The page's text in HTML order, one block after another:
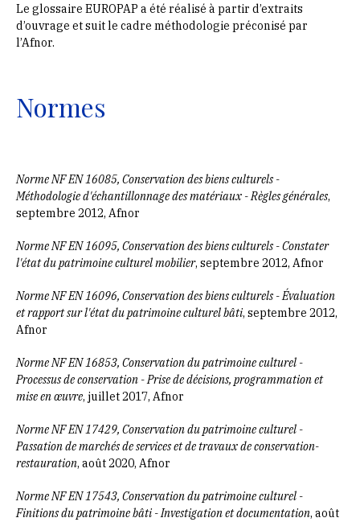
Le glossaire EUROPAP a été réalisé à partir d’extraits
d’ouvrage et suit le cadre méthodologie préconisé par
l’Afnor.
Normes
Norme NF EN 16085, Conservation des biens culturels -
Méthodologie d'échantillonnage des matériaux - Règles générales,
septembre 2012, Afnor
Norme NF EN 16095, Conservation des biens culturels - Constater
l'état du patrimoine culturel mobilier, septembre 2012, Afnor
Norme NF EN 16096, Conservation des biens culturels - Évaluation
et rapport sur l'état du patrimoine culturel bâti, septembre 2012,
Afnor
Norme NF EN 16853, Conservation du patrimoine culturel -
Processus de conservation - Prise de décisions, programmation et
mise en œuvre, juillet 2017, Afnor
Norme NF EN 17429, Conservation du patrimoine culturel -
Passation de marchés de services et de travaux de conservation-
restauration, août 2020, Afnor
Norme NF EN 17543, Conservation du patrimoine culturel -
Finitions du patrimoine bâti - Investigation et documentation, août